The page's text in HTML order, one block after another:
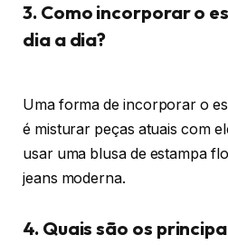
3. Como incorporar o
dia a dia?
Uma forma de incorporar o
é misturar peças atuais com
usar uma blusa de estampa
jeans moderna.
4. Quais são os